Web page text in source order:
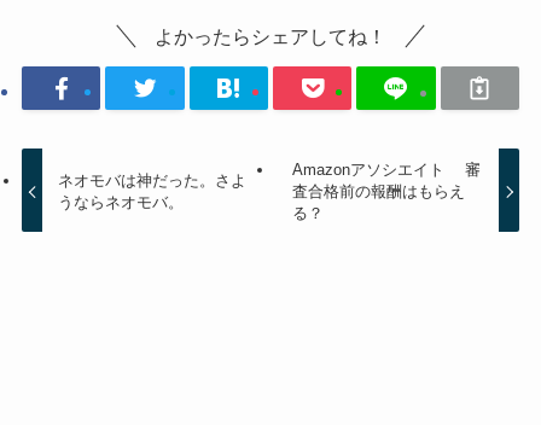
よかったらシェアしてね！
ネオモバは神だった。さよ
うならネオモバ。
Amazonアソシエイト 審
査合格前の報酬はもらえ
る？